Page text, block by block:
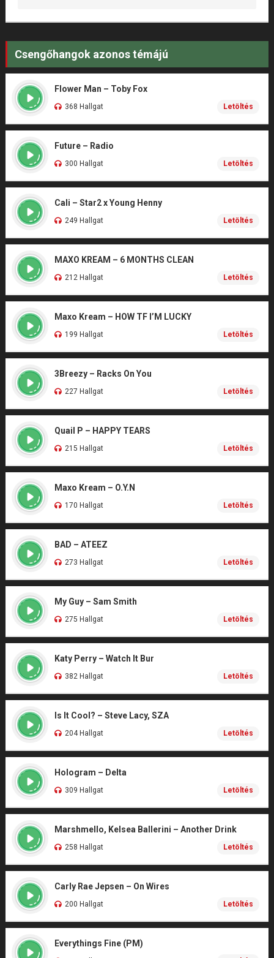
Csengőhangok azonos témájú
Flower Man – Toby Fox
368 Hallgat Letöltés
Future – Radio
300 Hallgat Letöltés
Cali – Star2 x Young Henny
249 Hallgat Letöltés
MAXO KREAM – 6 MONTHS CLEAN
212 Hallgat Letöltés
Maxo Kream – HOW TF I’M LUCKY
199 Hallgat Letöltés
3Breezy – Racks On You
227 Hallgat Letöltés
Quail P – HAPPY TEARS
215 Hallgat Letöltés
Maxo Kream – O.Y.N
170 Hallgat Letöltés
BAD – ATEEZ
273 Hallgat Letöltés
My Guy – Sam Smith
275 Hallgat Letöltés
Katy Perry – Watch It Bur
382 Hallgat Letöltés
Is It Cool? – Steve Lacy, SZA
204 Hallgat Letöltés
Hologram – Delta
309 Hallgat Letöltés
Marshmello, Kelsea Ballerini – Another Drink
258 Hallgat Letöltés
Carly Rae Jepsen – On Wires
200 Hallgat Letöltés
Everythings Fine (PM)